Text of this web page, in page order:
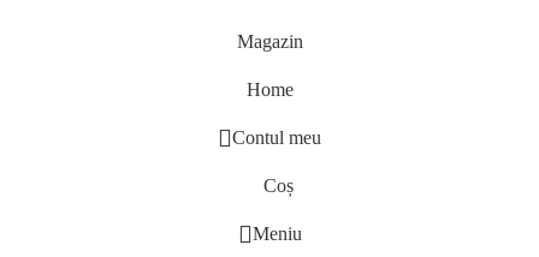
Magazin
Home
Contul meu
Coș
Meniu